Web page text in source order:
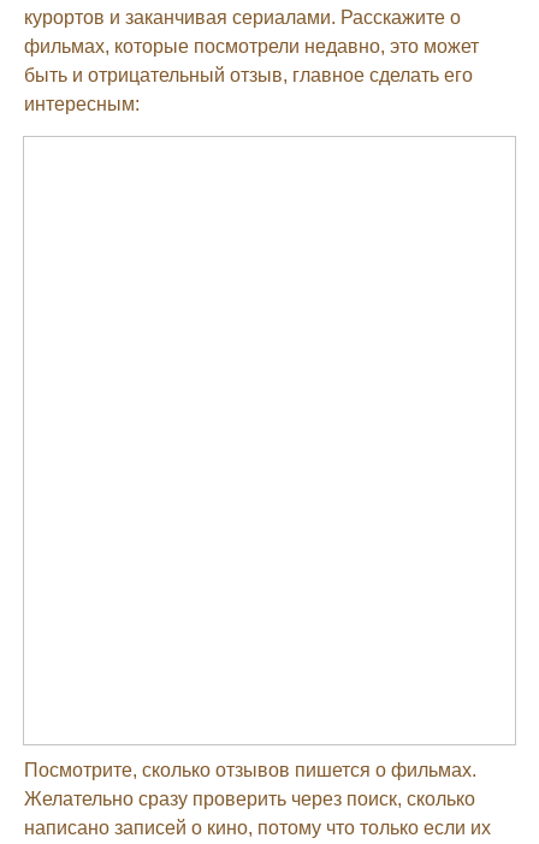
курортов и заканчивая сериалами. Расскажите о
фильмах, которые посмотрели недавно, это может
быть и отрицательный отзыв, главное сделать его
интересным:
Посмотрите, сколько отзывов пишется о фильмах.
Желательно сразу проверить через поиск, сколько
написано записей о кино, потому что только если их